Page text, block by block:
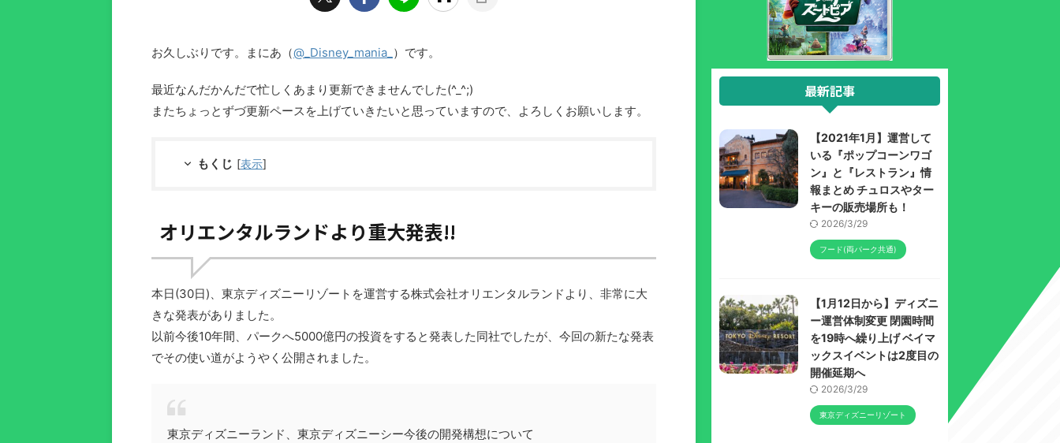
お久しぶりです。まにあ（@_Disney_mania_ ）です。
最近なんだかんだで忙しくあまり更新できませんでした(^_^;)
またちょっとずづ更新ペースを上げていきたいと思っていますので、よろしくお願いします。
もくじ [表示]
オリエンタルランドより重大発表!!
本日(30日)、東京ディズニーリゾートを運営する株式会社オリエンタルランドより、非常に大
きな発表がありました。
以前今後10年間、パークへ5000億円の投資をすると発表した同社でしたが、今回の新たな発表
でその使い道がようやく公開されました。
東京ディズニーランド、東京ディズニーシー今後の開発構想について
最新記事
【2021年1月】運営して
いる『ポップコーンワゴ
ン』と『レストラン』情
報まとめ チュロスやター
キーの販売場所も！
2026/3/29
フード(両パーク共通)
【1月12日から】ディズニ
ー運営体制変更 閉園時間
を19時へ繰り上げ ベイマ
ックスイベントは2度目の
開催延期へ
2026/3/29
東京ディズニーリゾート